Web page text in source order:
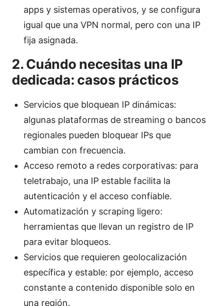
apps y sistemas operativos, y se configura
igual que una VPN normal, pero con una IP
fija asignada.
2. Cuándo necesitas una IP
dedicada: casos prácticos
Servicios que bloquean IP dinámicas:
algunas plataformas de streaming o bancos
regionales pueden bloquear IPs que
cambian con frecuencia.
Acceso remoto a redes corporativas: para
teletrabajo, una IP estable facilita la
autenticación y el acceso confiable.
Automatización y scraping ligero:
herramientas que llevan un registro de IP
para evitar bloqueos.
Servicios que requieren geolocalización
específica y estable: por ejemplo, acceso
constante a contenido disponible solo en
una región.